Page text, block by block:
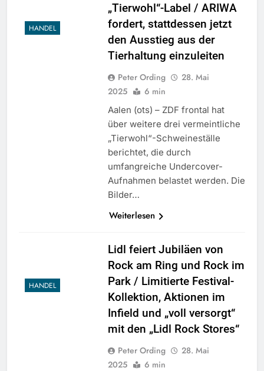
HANDEL
„Tierwohl“-Label / ARIWA
fordert, stattdessen jetzt
den Ausstieg aus der
Tierhaltung einzuleiten
Peter Ording
28. Mai
2025
6 min
Aalen (ots) – ZDF frontal hat
über weitere drei vermeintliche
„Tierwohl“-Schweineställe
berichtet, die durch
umfangreiche Undercover-
Aufnahmen belastet werden. Die
Bilder…
Weiterlesen
HANDEL
Lidl feiert Jubiläen von
Rock am Ring und Rock im
Park / Limitierte Festival-
Kollektion, Aktionen im
Infield und „voll versorgt“
mit den „Lidl Rock Stores“
Peter Ording
28. Mai
2025
6 min